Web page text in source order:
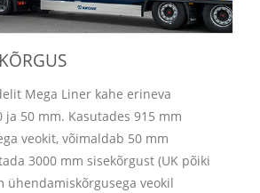
Mega Liner kahe erineva
ja 50 mm. Kasutades 915 mm
veokit, võimaldab 50 mm
3000 mm sisekõrgust (UK põiki
ühendamiskõrgusega veokil